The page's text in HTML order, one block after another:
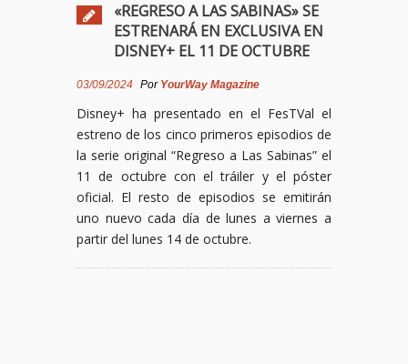
«REGRESO A LAS SABINAS» SE
ESTRENARÁ EN EXCLUSIVA EN
DISNEY+ EL 11 DE OCTUBRE
03/09/2024 Por YourWay Magazine
Disney+ ha presentado en el FesTVal el
estreno de los cinco primeros episodios de
la serie original “Regreso a Las Sabinas” el
11 de octubre con el tráiler y el póster
oficial. El resto de episodios se emitirán
uno nuevo cada día de lunes a viernes a
partir del lunes 14 de octubre.